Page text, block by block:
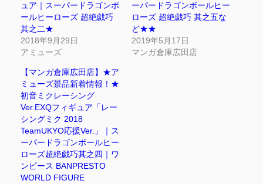
ュア｜スーパードラゴンボ
ールヒーローズ 超絶戯巧
其之二★
2018年9月29日
アミューズ
ーパードラゴンボールヒー
ローズ 超絶戯巧 其之五な
ど★★
2019年5月17日
マンガ倉庫広田店
【マンガ倉庫広田店】★ア
ミューズ景品新着情報！★
初音ミクレーシング
Ver.EXQフィギュア「レー
シングミク 2018
TeamUKYO応援Ver.」｜ス
ーパードラゴンボールヒー
ローズ超絶戯巧其之四｜ワ
ンピース BANPRESTO
WORLD FIGURE